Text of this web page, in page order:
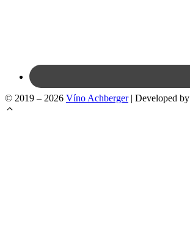
© 2019 – 2026 Víno Achberger| Developed by